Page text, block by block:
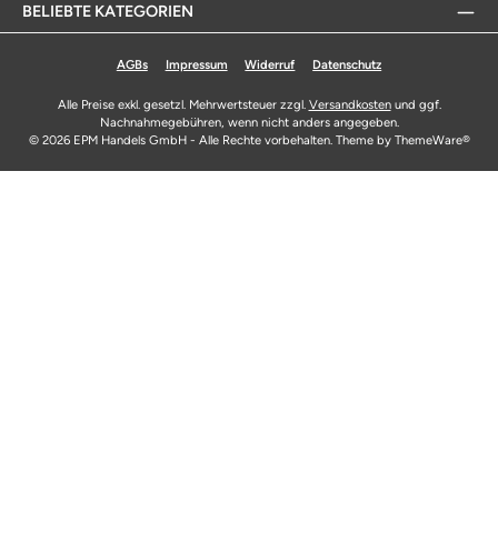
BELIEBTE KATEGORIEN
AGBs Impressum Widerruf Datenschutz
Alle Preise exkl. gesetzl. Mehrwertsteuer zzgl. Versandkostenund ggf.
Nachnahmegebühren, wenn nicht anders angegeben.
© 2026 EPM Handels GmbH - Alle Rechte vorbehalten. Theme by ThemeWare®